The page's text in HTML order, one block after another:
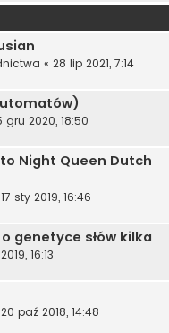
« 28 lip 2021, 7:14
gru 2020, 18:50
Night Queen Dutch
17 sty 2019, 16:46
genetyce słów kilka
16:13
20 paź 2018, 14:48